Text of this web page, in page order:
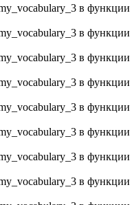
в функции
в функции
в функции
в функции
в функции
в функции
в функции
в функции